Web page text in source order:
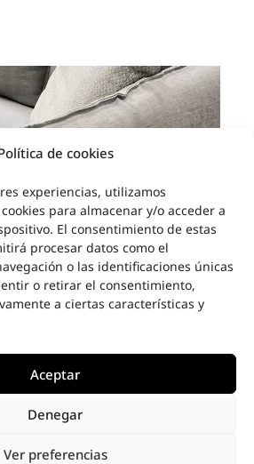
de cookies
experiencias, utilizamos
para almacenar y/o acceder a
El consentimiento de estas
procesar datos como el
o las identificaciones únicas
o retirar el consentimiento,
a ciertas características y
Aceptar
Denegar
Ver preferencias